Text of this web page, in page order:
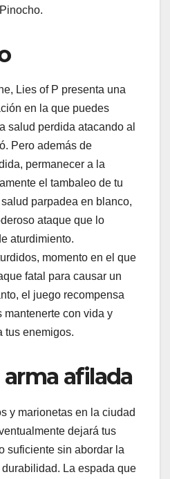
Lies of P presenta una
en la que puedes
salud perdida atacando al
Pero además de
permanecer a la
el tambaleo de tu
parpadea en blanco,
ataque que lo
aturdimiento.
momento en el que
fatal para causar un
el juego recompensa
mantenerte con vida y
tus enemigos.
afilada
y marionetas en la ciudad
dejará tus
suficiente sin abordar la
La espada que